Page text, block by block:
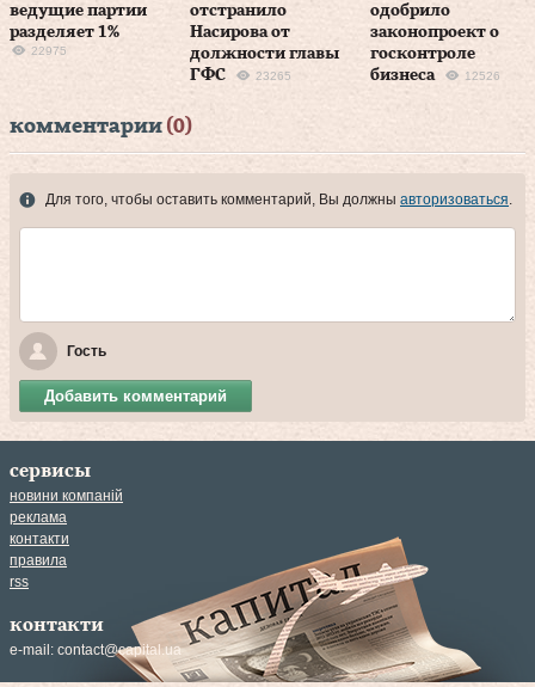
ведущие партии
разделяет 1%
22975
отстранило
Насирова от
должности главы
ГФС
23265
одобрило
законопроект о
госконтроле
бизнеса
12526
комментарии (0)
Для того, чтобы оставить комментарий, Вы должны авторизоваться.
Гость
Добавить комментарий
сервисы
новини компаній
реклама
контакти
правила
rss
контакти
e-mail: contact@capital.ua